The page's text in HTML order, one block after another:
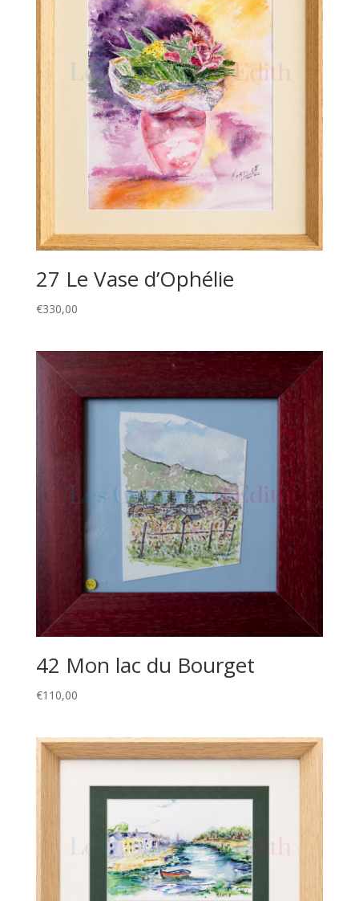
27 Le Vase d’Ophélie
€330,00
42 Mon lac du Bourget
€110,00